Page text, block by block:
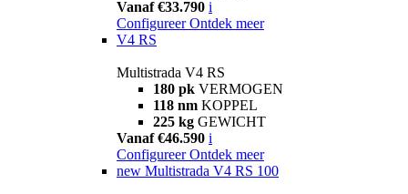
Vanaf €33.790 i
Configureer Ontdek meer
V4 RS
Multistrada V4 RS
180 pk VERMOGEN
118 nm KOPPEL
225 kg GEWICHT
Vanaf €46.590 i
Configureer Ontdek meer
new Multistrada V4 RS 100